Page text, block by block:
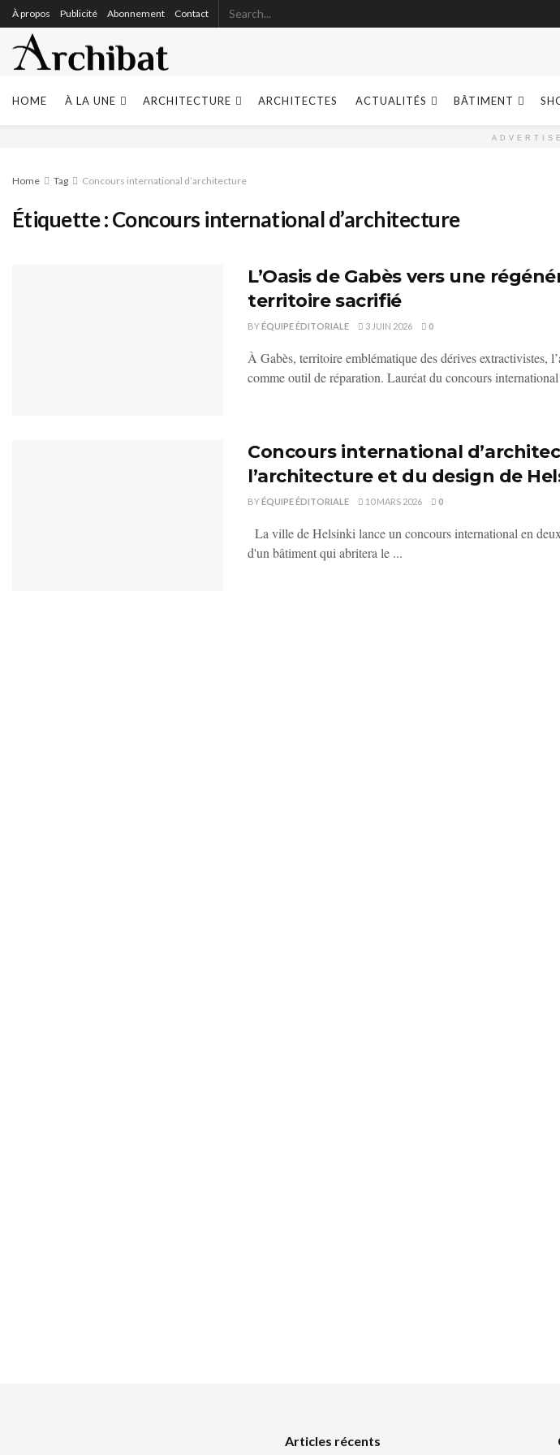
À propos Publicité Abonnement Contact
HOME À LA UNE ARCHITECTURE ARCHITECTES ACTUALITÉS BÂTIMENT
Home Tag Concours international d’architecture
Étiquette :Concours international d’architecture
L’Oasis de Gabès vers une
territoire sacrifié
BYÉQUIPE ÉDITORIALE 3 JUIN 2026 0
À Gabès, territoire emblématique des dérives extractivistes,
comme outil de réparation. Lauréat du concours
Concours international
l’architecture et du design de
BYÉQUIPE ÉDITORIALE 10 MARS 2026 0
La ville de Helsinki lance un concours international en
d'un bâtiment qui abritera le ...
Articles récents